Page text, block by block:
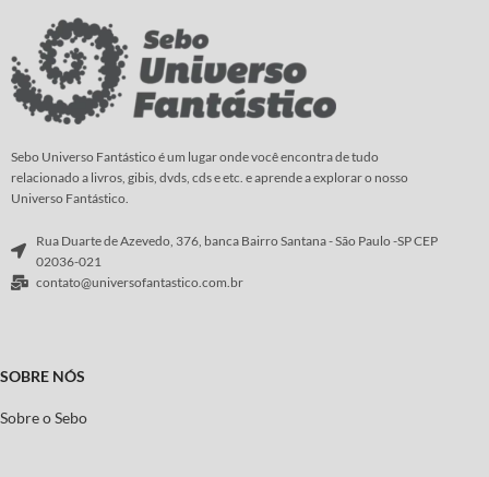
Sebo Universo Fantástico é um lugar onde você encontra de tudo
relacionado a livros, gibis, dvds, cds e etc. e aprende a explorar o nosso
Universo Fantástico.
Rua Duarte de Azevedo, 376, banca Bairro Santana - São Paulo -SP CEP
02036-021
contato@universofantastico.com.br
SOBRE NÓS
Sobre o Sebo